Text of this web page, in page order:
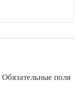
Обязательные поля